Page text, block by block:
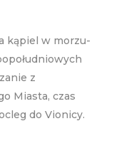
kąpiel w morzu-
z
Miasta, czas
do Vionicy.